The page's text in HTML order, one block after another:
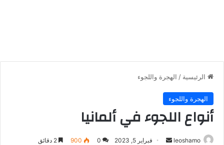
الرئيسية / الهجرة واللجوء
الهجرة واللجوء
أنواع اللجوء في ألمانيا
leoshamo
أرسل فبراير 5, 2023 0
900